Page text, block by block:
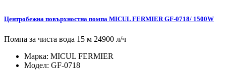
Центробежна повърхностна помпа MICUL FERMIER GF-0718/ 1500W
Помпа за чиста вода 15 м 24900 л/ч
Марка: MICUL FERMIER
Модел: GF-0718